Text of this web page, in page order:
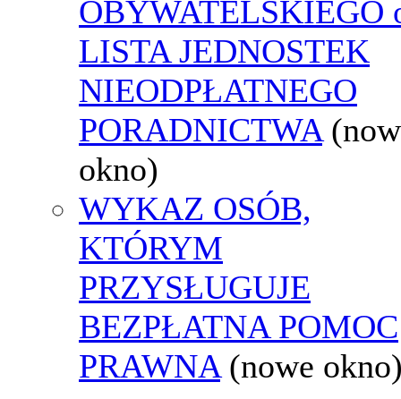
OBYWATELSKIEGO
LISTA JEDNOSTEK
NIEODPŁATNEGO
PORADNICTWA
okno)
WYKAZ OSÓB,
KTÓRYM
PRZYSŁUGUJE
BEZPŁATNA POMOC
PRAWNA (nowe